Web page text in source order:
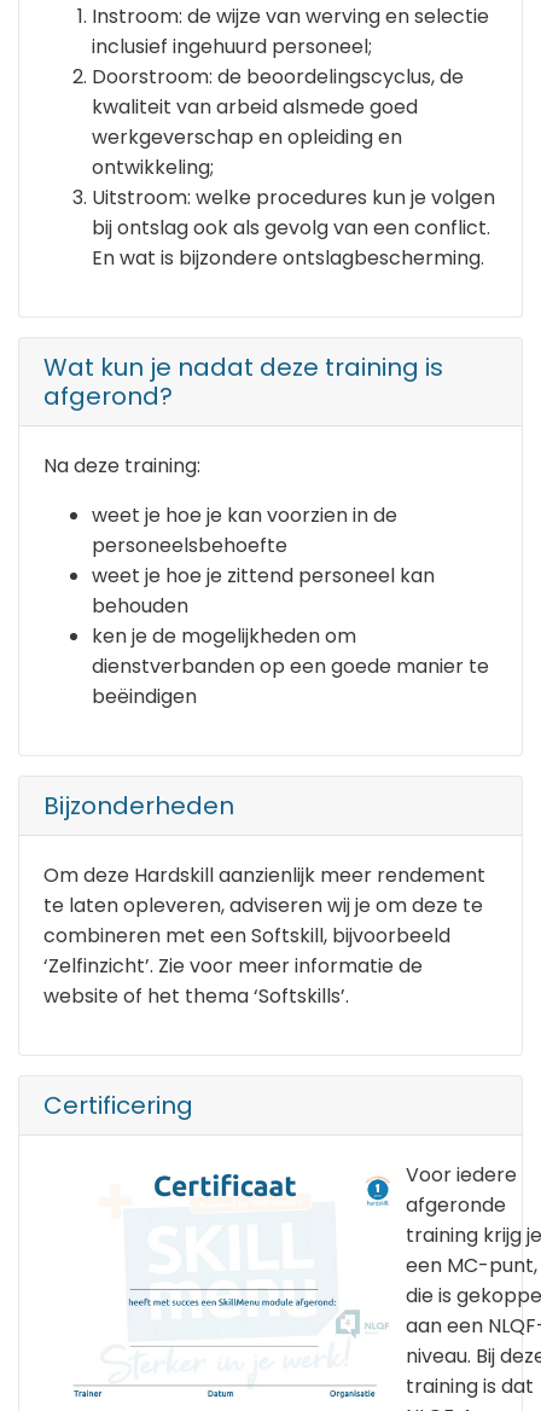
Instroom: de wijze van werving en selectie
inclusief ingehuurd personeel;
Doorstroom: de beoordelingscyclus, de
kwaliteit van arbeid alsmede goed
werkgeverschap en opleiding en
ontwikkeling;
Uitstroom: welke procedures kun je volgen
bij ontslag ook als gevolg van een conflict.
En wat is bijzondere ontslagbescherming.
Wat kun je nadat deze training is
afgerond?
Na deze training:
weet je hoe je kan voorzien in de
personeelsbehoefte
weet je hoe je zittend personeel kan
behouden
ken je de mogelijkheden om
dienstverbanden op een goede manier te
beëindigen
Bijzonderheden
Om deze Hardskill aanzienlijk meer rendement
te laten opleveren, adviseren wij je om deze te
combineren met een Softskill, bijvoorbeeld
‘Zelfinzicht’. Zie voor meer informatie de
website of het thema ‘Softskills’.
Certificering
Voor iedere
afgeronde
training krijg je
een MC-punt,
die is
aan een
niveau. Bij
training is dat